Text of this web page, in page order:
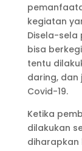
kegiatan
Disela-sela
bisa
tentu
daring, dan
Covid-19.
Ketika
dilakukan
diharapkan